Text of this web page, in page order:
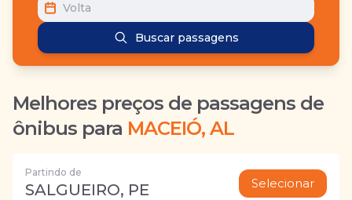
Volta
Buscar passagens
Melhores preços de passagens de
ônibus para MACEIÓ, AL
Partindo de
SALGUEIRO, PE Selecionar